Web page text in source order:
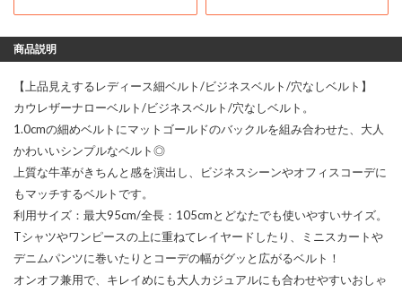
商品説明
【上品見えするレディース細ベルト/ビジネスベルト/穴なしベルト】
カウレザーナローベルト/ビジネスベルト/穴なしベルト。
1.0cmの細めベルトにマットゴールドのバックルを組み合わせた、大人
かわいいシンプルなベルト◎
上質な牛革がきちんと感を演出し、ビジネスシーンやオフィスコーデに
もマッチするベルトです。
利用サイズ：最大95cm/全長：105cmとどなたでも使いやすいサイズ。
Tシャツやワンピースの上に重ねてレイヤードしたり、ミニスカートや
デニムパンツに巻いたりとコーデの幅がグッと広がるベルト！
オンオフ兼用で、キレイめにも大人カジュアルにも合わせやすいおしゃ